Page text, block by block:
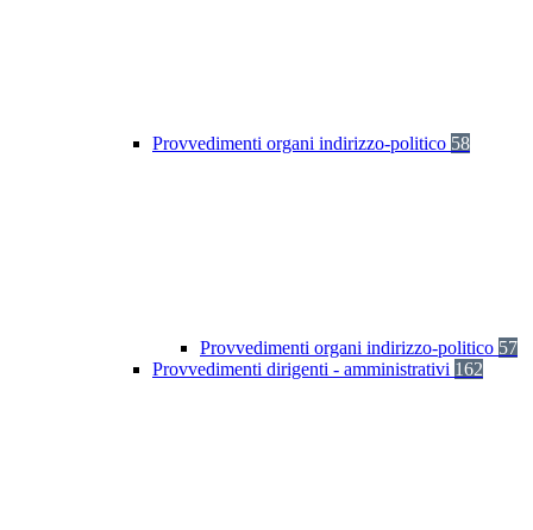
Provvedimenti organi indirizzo-politico 58
Provvedimenti organi indirizzo-politico 57
Provvedimenti dirigenti - amministrativi 162